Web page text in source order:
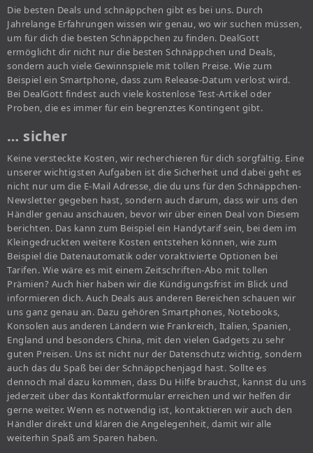
Die besten Deals und schnäppchen gibt es bei uns. Durch
Jahrelange Erfahrungen wissen wir genau, wo wir suchen müssen,
um für dich die besten Schnäppchen zu finden. DealGott
ermöglicht dir nicht nur die besten Schnäppchen und Deals,
sondern auch viele Gewinnspiele mit tollen Preise. Wie zum
Beispiel ein Smartphone, dass zum Release-Datum verlost wird.
Bei DealGott findest auch viele kostenlose Test-Artikel oder
Proben, die es immer für ein begrenztes Kontingent gibt.
… sicher
Keine versteckte Kosten, wir recherchieren für dich sorgfältig. Eine
unserer wichtigsten Aufgaben ist die Sicherheit und dabei geht es
nicht nur um die E-Mail Adresse, die du uns für den Schnäppchen-
Newsletter gegeben hast, sondern auch darum, dass wir uns den
Händler genau anschauen, bevor wir über einen Deal von Diesem
berichten. Das kann zum Beispiel ein Handytarif sein, bei dem im
Kleingedruckten weitere Kosten entstehen können, wie zum
Beispiel die Datenautomatik oder voraktivierte Optionen bei
Tarifen. Wie wäre es mit einem Zeitschriften-Abo mit tollen
Prämien? Auch hier haben wir die Kündigungsfrist im Blick und
informieren dich. Auch Deals aus anderen Bereichen schauen wir
uns ganz genau an. Dazu gehören Smartphones, Notebooks,
Konsolen aus anderen Ländern wie Frankreich, Italien, Spanien,
England und besonders China, mit den vielen Gadgets zu sehr
guten Preisen. Uns ist nicht nur der Datenschutz wichtig, sondern
auch das du Spaß bei der Schnäppchenjagd hast. Sollte es
dennoch mal dazu kommen, dass Du Hilfe brauchst, kannst du uns
jederzeit über das Kontaktformular erreichen und wir helfen dir
gerne weiter. Wenn es notwendig ist, kontaktieren wir auch den
Händler direkt und klären die Angelegenheit, damit wir alle
weiterhin Spaß am Sparen haben.